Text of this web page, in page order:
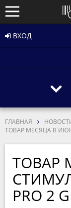
ВХОД
ГЛАВНАЯ
ТОВАР МЕСЯЦА В
ТОВАР
PRO 2